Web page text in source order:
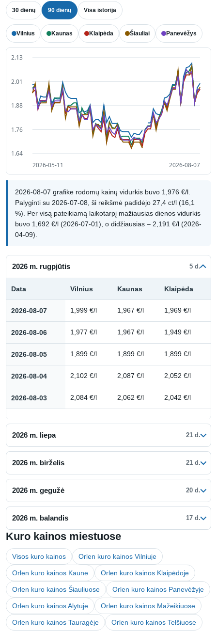
30 dienų 90 dienų Visa istorija
Vilnius Kaunas Klaipėda Šiauliai Panevėžys
2026-08-07 grafike rodomų kainų vidurkis buvo 1,976 €/l.
Palyginti su 2026-07-08, ši reikšmė padidėjo 27,4 ct/l (16,1
%). Per visą pateikiamą laikotarpį mažiausias dienos vidurkis
buvo 1,692 €/l (2026-07-01), o didžiausias – 2,191 €/l (2026-
04-09).
2026 m. rugpjūtis 5 d.
Data Vilnius Kaunas Klaipėda
2026-08-07 1,999 €/l 1,967 €/l 1,969 €/l
2026-08-06 1,977 €/l 1,967 €/l 1,949 €/l
2026-08-05 1,899 €/l 1,899 €/l 1,899 €/l
2026-08-04 2,102 €/l 2,087 €/l 2,052 €/l
2026-08-03 2,084 €/l 2,062 €/l 2,042 €/l
2026 m. liepa 21 d.
2026 m. birželis 21 d.
2026 m. gegužė 20 d.
2026 m. balandis 17 d.
Kuro kainos miestuose
Visos kuro kainos Orlen kuro kainos Vilniuje
Orlen kuro kainos Kaune Orlen kuro kainos Klaipėdoje
Orlen kuro kainos Šiauliuose Orlen kuro kainos Panevėžyje
Orlen kuro kainos Alytuje Orlen kuro kainos Mažeikiuose
Orlen kuro kainos Tauragėje Orlen kuro kainos Telšiuose